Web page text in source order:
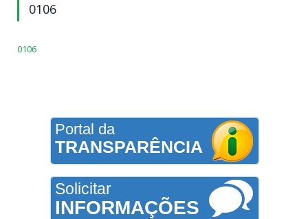
0106
0106
Portal da
TRANSPARÊNCIA
Solicitar
INFORMAÇÕES